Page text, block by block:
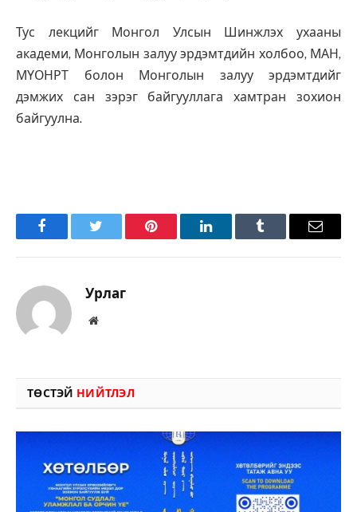
Тус лекцийг Монгол Улсын Шинжлэх ухааны
академи, Монголын залуу эрдэмтдийн холбоо, МАН,
МҮОНРТ болон Монголын залуу эрдэмтдийг
дэмжих сан зэрэг байгууллага хамтран зохион
байгуулна.
FacebookTwitter Pinterest LinkedInTumblr Имэйл
Урлаг
Вэбсайт
ТӨСТЭЙ НИЙТЛЭЛ